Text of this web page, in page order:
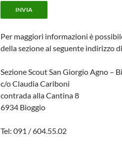
Per maggiori informazioni è
della sezione al seguente indirizzo
Sezione Scout San Giorgio Agno –
c/o Claudia Cariboni
contrada alla Cantina 8
6934 Bioggio
Tel: 091 / 604.55.02